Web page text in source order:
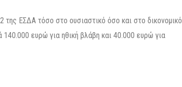
ΕΣΔΑ τόσο στο ουσιαστικό όσο και στο δικονομικό
ευρώ για ηθική βλάβη και 40.000 ευρώ για